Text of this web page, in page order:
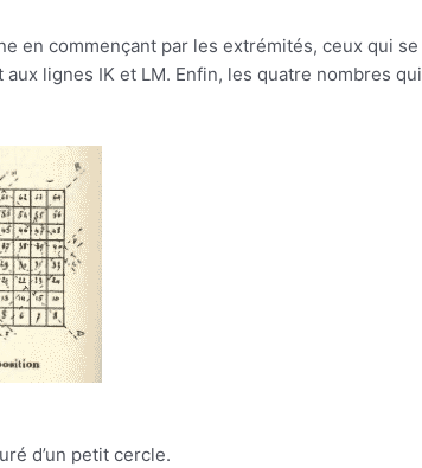
en commençant par les extrémités, ceux qui se
lignes IK et LM. Enfin, les quatre nombres qui
d’un petit cercle.